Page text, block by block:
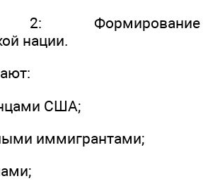
2: Формирование
нации.
США;
иммигрантами;